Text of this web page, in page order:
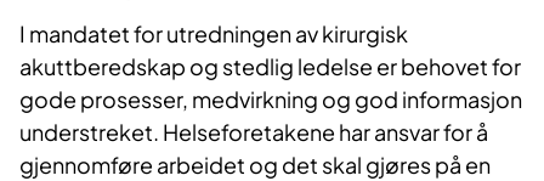
I mandatet for utredningen av kirurgisk
akuttberedskap og st​edlig ledelse er behovet for
gode prosesser, medvirkning og god informasjon
understreket. Helseforetakene har ansvar for å
gjennomføre arbeidet og det skal gjøres på en